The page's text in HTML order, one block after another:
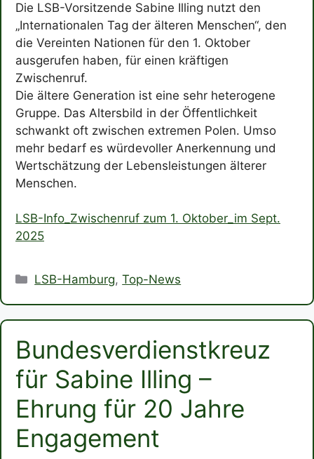
Die LSB-Vorsitzende Sabine Illing nutzt den
„Internationalen Tag der älteren Menschen“, den
die Vereinten Nationen für den 1. Oktober
ausgerufen haben, für einen kräftigen
Zwischenruf.
Die ältere Generation ist eine sehr heterogene
Gruppe. Das Altersbild in der Öffentlichkeit
schwankt oft zwischen extremen Polen. Umso
mehr bedarf es würdevoller Anerkennung und
Wertschätzung der Lebensleistungen älterer
Menschen.
LSB-Info_Zwischenruf zum 1. Oktober_im Sept.
2025
Kategorien
LSB-Hamburg,Top-News
Bundesverdienstkreuz
für Sabine Illing –
Ehrung für 20 Jahre
Engagement